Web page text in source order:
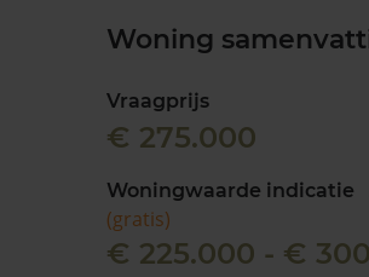
Woning
Vraagprijs
€ 275.000
Woningwaarde indicatie
(gratis)
€ 225.000 - €